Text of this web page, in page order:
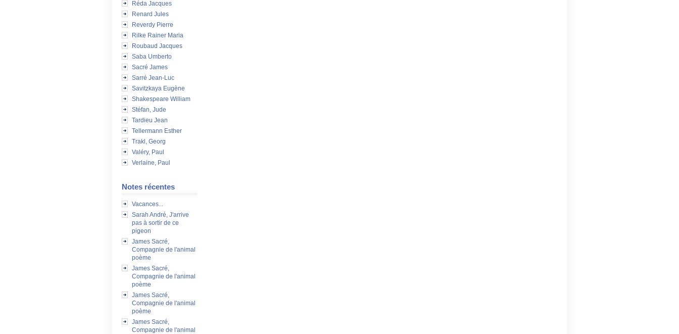
Réda Jacques
Renard Jules
Reverdy Pierre
Rilke Rainer Maria
Roubaud Jacques
Saba Umberto
Sacré James
Sarré Jean-Luc
Savitzkaya Eugène
Shakespeare William
Stéfan, Jude
Tardieu Jean
Tellermann Esther
Trakl, Georg
Valéry, Paul
Verlaine, Paul
Notes récentes
Vacances...
Sarah André, J'arrive
pas à sortir de ce
pigeon
James Sacré,
Compagnie de l'animal
poème
James Sacré,
Compagnie de l'animal
poème
James Sacré,
Compagnie de l'animal
poème
James Sacré,
Compagnie de l'animal